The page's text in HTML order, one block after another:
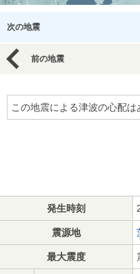
次の地震
前の地震
この地震による津波の心配は
発生時刻
震源地
最大震度